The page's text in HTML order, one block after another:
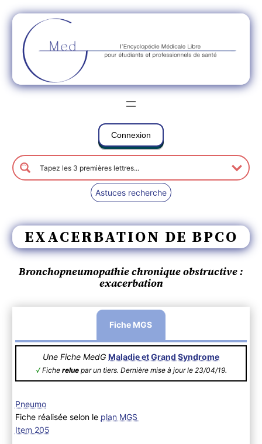
Connexion
Astuces recherche
EXACERBATION DE BPCO
Bronchopneumopathie chronique obstructive :
exacerbation
Fiche MGS
Une Fiche MedG Maladie et Grand Syndrome
√Fiche reluepar un tiers. Dernière mise à jour le 23/04/19.
Pneumo
Fiche réalisée selon le plan MGS
Item 205